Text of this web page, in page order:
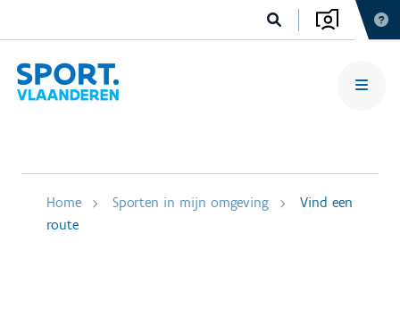
Home Sporten in mijn omgeving
Vind een
route